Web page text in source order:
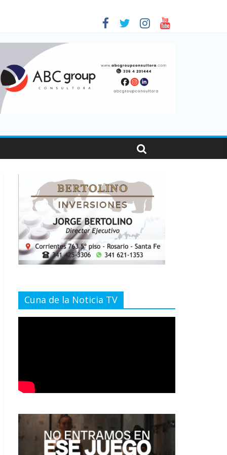
viajaron por el país, un 5,9% más que en 2025
Cuna de la Noticia TV